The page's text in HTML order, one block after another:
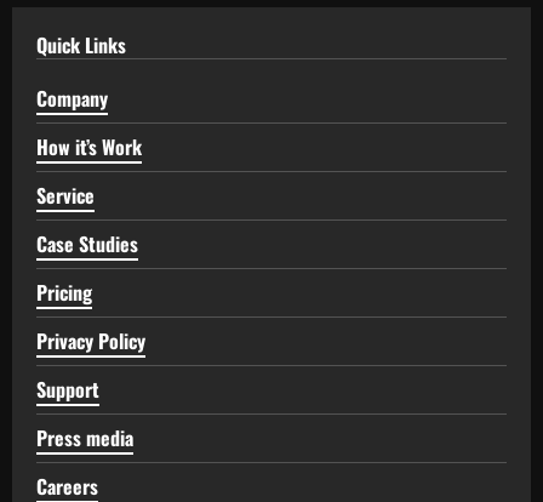
Quick Links
Company
How it’s Work
Service
Case Studies
Pricing
Privacy Policy
Support
Press media
Careers